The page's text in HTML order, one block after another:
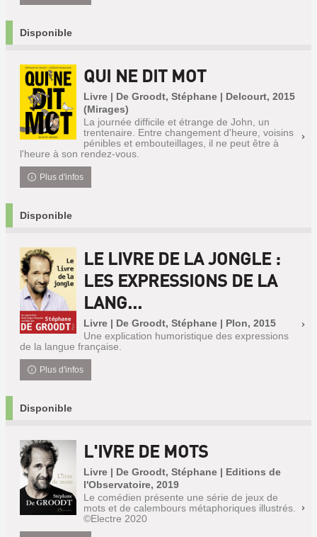
Disponible
QUI NE DIT MOT
Livre | De Groodt, Stéphane | Delcourt, 2015
(Mirages)
La journée difficile et étrange de John, un
trentenaire. Entre changement d'heure, voisins
pénibles et embouteillages, il ne peut être à
l'heure à son rendez-vous.
Plus d'infos
Disponible
LE LIVRE DE LA JONGLE :
LES EXPRESSIONS DE LA
LANG...
Livre | De Groodt, Stéphane | Plon, 2015
Une explication humoristique des expressions
de la langue française.
Plus d'infos
Disponible
L'IVRE DE MOTS
Livre | De Groodt, Stéphane | Editions de
l'Observatoire, 2019
Le comédien présente une série de jeux de
mots et de calembours métaphoriques illustrés.
©Electre 2020